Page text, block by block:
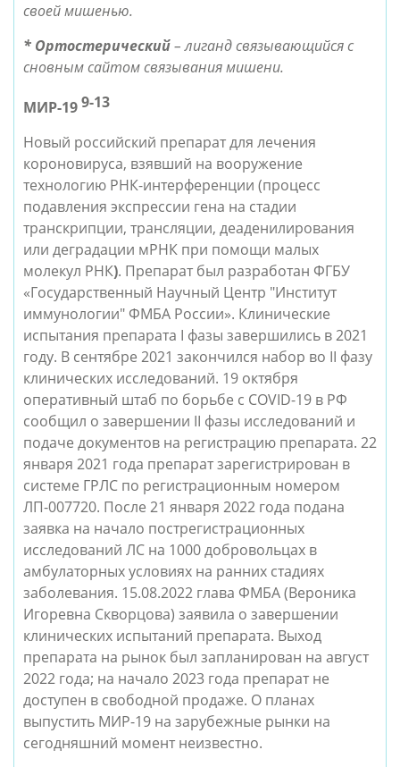
своей мишенью.
* Ортостерический – лиганд связывающийся с
сновным сайтом связывания мишени.
МИР-19 9-13
Новый российский препарат для лечения
короновируса, взявший на вооружение
технологию РНК-интерференции (процесс
подавления экспрессии гена на стадии
транскрипции, трансляции, деаденилирования
или деградации мРНК при помощи малых
молекул РНК). Препарат был разработан ФГБУ
«Государственный Научный Центр "Институт
иммунологии" ФМБА России». Клинические
испытания препарата I фазы завершились в 2021
году. В сентябре 2021 закончился набор во II фазу
клинических исследований. 19 октября
оперативный штаб по борьбе с COVID-19 в РФ
сообщил о завершении II фазы исследований и
подаче документов на регистрацию препарата. 22
января 2021 года препарат зарегистрирован в
системе ГРЛС по регистрационным номером
ЛП-007720. После 21 января 2022 года подана
заявка на начало пострегистрационных
исследований ЛС на 1000 добровольцах в
амбулаторных условиях на ранних стадиях
заболевания. 15.08.2022 глава ФМБА (Вероника
Игоревна Скворцова) заявила о завершении
клинических испытаний препарата. Выход
препарата на рынок был запланирован на август
2022 года; на начало 2023 года препарат не
доступен в свободной продаже. О планах
выпустить МИР-19 на зарубежные рынки на
сегодняшний момент неизвестно.